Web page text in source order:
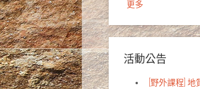
更多
活動公告
[野外課程] 地